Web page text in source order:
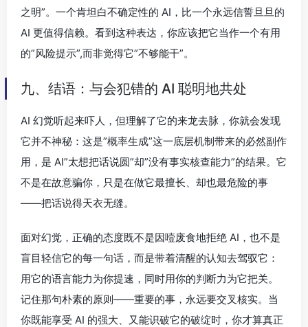
之明”。一个肯坦白不确定性的 AI，比一个永远信誓旦旦的
AI 更值得信赖。看到这种表达，你应该把它当作一个有用
的”风险提示”,而非觉得它”不够能干”。
九、结语：与会犯错的 AI 聪明地共处
AI 幻觉听起来吓人，但理解了它的来龙去脉，你就会发现
它并不神秘：这是”概率生成”这一底层机制带来的必然副作
用，是 AI”太想把话说圆”却”没有事实核查能力”的结果。它
不是在故意骗你，只是在做它最擅长、却也最危险的事
——把话说得天衣无缝。
面对幻觉，正确的态度既不是因噎废食地拒绝 AI，也不是
盲目轻信它的每一句话，而是带着清醒的认知去驾驭它：
用它的语言能力为你提速，同时用你的判断力为它把关。
记住那句朴素的原则——重要的事，永远要交叉核实。当
你既能享受 AI 的强大、又能识破它的破绽时，你才算真正